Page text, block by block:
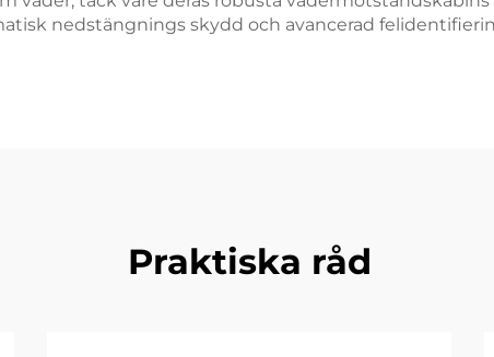
nedstängnings skydd och avancerad
Praktiska råd